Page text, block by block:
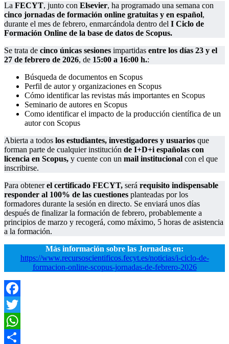
La FECYT, junto con Elsevier, ha programado una semana con
cinco jornadas de formación online gratuitas y en español,
durante el mes de febrero, enmarcándola dentro del I Ciclo de
Formación Online de la base de datos de Scopus.
Se trata de cinco únicas sesiones impartidas entre los días 23 y el
27 de febrero de 2026, de 15:00 a 16:00 h.:
Búsqueda de documentos en Scopus
Perfil de autor y organizaciones en Scopus
Cómo identificar las revistas más importantes en Scopus
Seminario de autores en Scopus
Como identificar el impacto de la producción científica de un
autor con Scopus
Abierta a todos los estudiantes, investigadores y usuarios que
forman parte de cualquier institución de I+D+i españolas con
licencia en Scopus, y cuente con un mail institucional con el que
inscribirse.
Para obtenerel certificado FECYT, será requisito indispensable
responder al 100% de las cuestiones planteadas por los
formadores durante la sesión en directo. Se enviará unos días
después de finalizar la formación de febrero, probablemente a
principios de marzo y recogerá, como máximo, 5 horas de asistencia
a la formación.
Más información sobre las Jornadas en:
https://www.recursoscientificos.fecyt.es/noticias/i-ciclo-de-
formacion-online-scopus-jornadas-de-febrero-2026
Facebook
Twitter
WhatsApp